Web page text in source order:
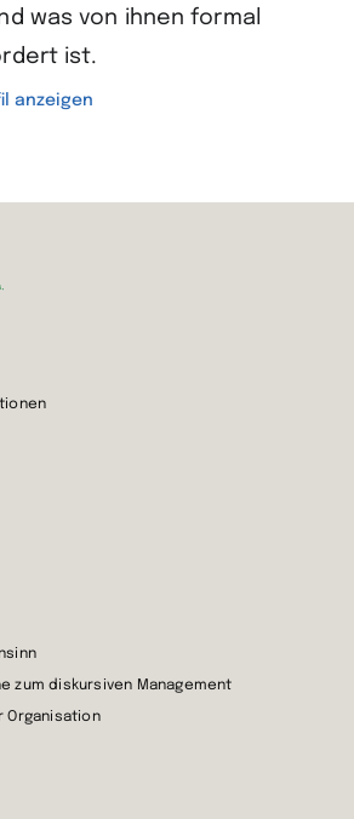
was von ihnen formal
ist.
anzeigen
zum diskursiven Management
Organisation